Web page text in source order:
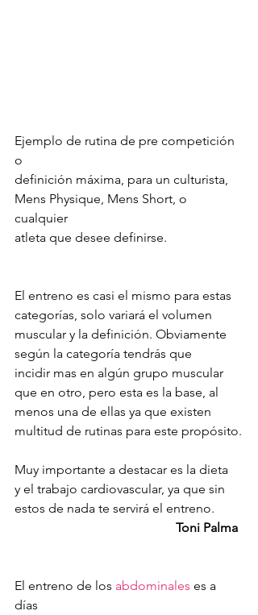
Ejemplo de rutina de pre competición
o
definición máxima, para un culturista,
Mens Physique, Mens Short, o
cualquier
atleta que desee definirse.
El entreno es casi el mismo para estas
categorías, solo variará el volumen
muscular y la definición. Obviamente
según la categoría tendrás que
incidir mas en algún grupo muscular
que en otro, pero esta es la base, al
menos una de ellas ya que existen
multitud de rutinas para este propósito.
Muy importante a destacar es la dieta
y el trabajo cardiovascular, ya que sin
estos de nada te servirá el entreno.
Toni Palma
El entreno de los abdominales es a
días